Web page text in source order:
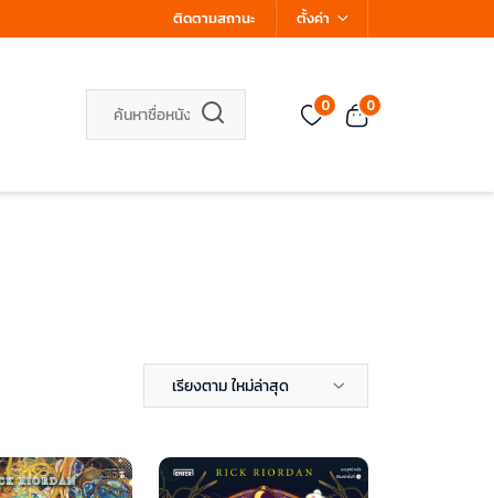
ติดตามสถานะ ตั้งค่า
0 0
เรียงตาม ใหม่ล่าสุด